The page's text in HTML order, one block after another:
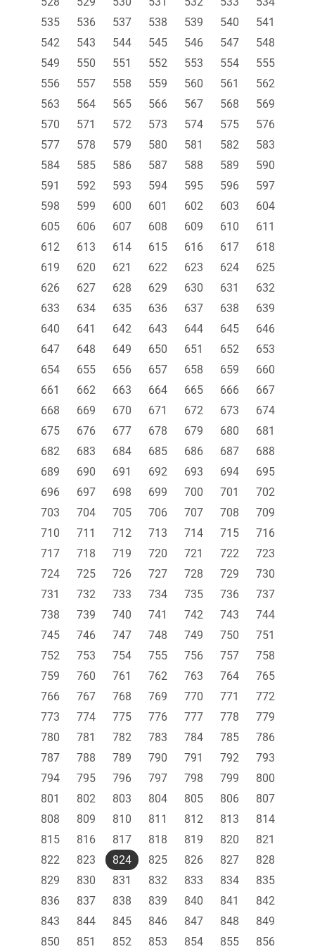
535
536 537 538 539 540
541
542
543 544 545 546 547
548
549
550 551 552 553 554
555
556
557 558 559 560 561
562
563
564 565 566 567 568
569
570
571 572 573 574 575
576
577
578 579 580 581 582
583
584
585 586 587 588 589
590
591
592 593 594 595 596
597
598
599 600 601 602 603
604
605
606 607 608 609 610
611
612
613 614 615 616 617
618
619
620 621 622 623 624
625
626
627 628 629 630 631
632
633
634 635 636 637 638
639
640
641 642 643 644 645
646
647
648 649 650 651 652
653
654
655 656 657 658 659
660
661
662 663 664 665 666
667
668
669 670 671 672 673
674
675
676 677 678 679 680
681
682
683 684 685 686 687
688
689
690 691 692 693 694
695
696
697 698 699 700 701
702
703
704 705 706 707 708
709
710
711 712 713 714 715
716
717
718 719 720 721 722
723
724
725 726 727 728 729
730
731
732 733 734 735 736
737
738
739 740 741 742 743
744
745
746 747 748 749 750
751
752
753 754 755 756 757
758
759
760 761 762 763 764
765
766
767 768 769 770 771
772
773
774 775 776 777 778
779
780
781 782 783 784 785
786
787
788 789 790 791 792
793
794
795 796 797 798 799
800
801
802 803 804 805 806
807
808
809 810 811 812 813
814
815
816 817 818 819 820
821
822
823 824 825 826 827
828
829
830 831 832 833 834
835
836
837 838 839 840 841
842
843
844 845 846 847 848
849
850
851 852 853 854 855
856